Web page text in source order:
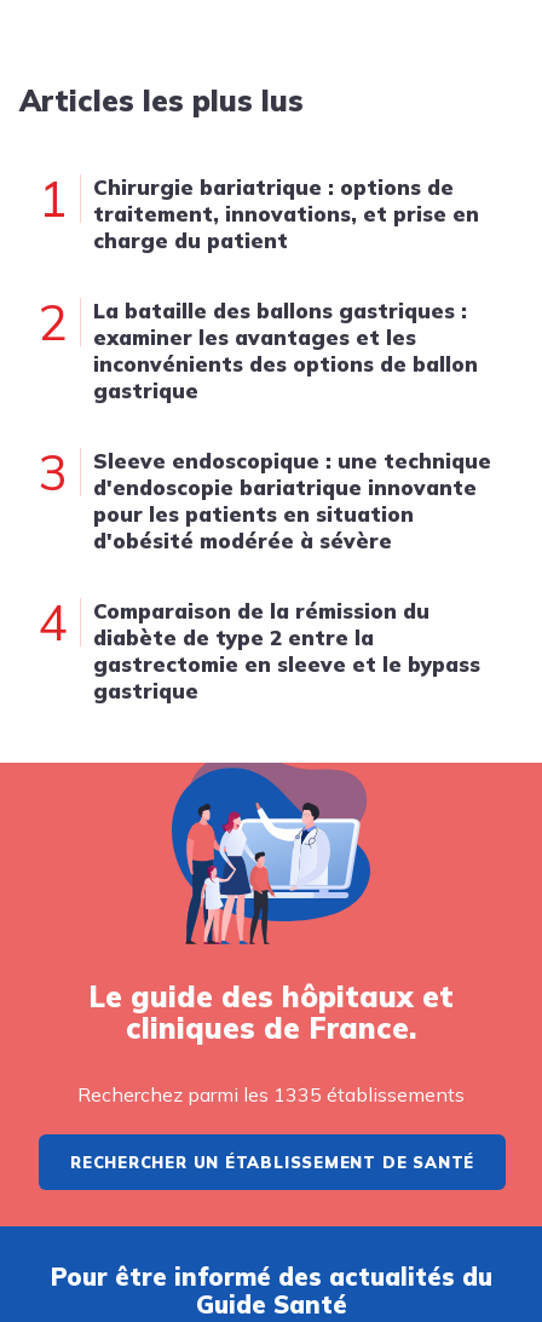
Articles les plus lus
1
Chirurgie bariatrique : options de
traitement, innovations, et prise en
charge du patient
2
La bataille des ballons gastriques :
examiner les avantages et les
inconvénients des options de ballon
gastrique
3
Sleeve endoscopique : une technique
d'endoscopie bariatrique innovante
pour les patients en situation
d'obésité modérée à sévère
4
Comparaison de la rémission du
diabète de type 2 entre la
gastrectomie en sleeve et le bypass
gastrique
Le guide des hôpitaux et
cliniques de France.
Recherchez parmi les 1335 établissements
RECHERCHER UN ÉTABLISSEMENT DE SANTÉ
Pour être informé des actualités du
Guide Santé